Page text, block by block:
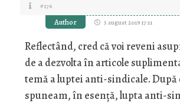
#176
Author 5 august 2019 17:11
Reflectând, cred că voi reveni
de a dezvolta în articole
temă a luptei anti-sindicale. După
spuneam, în esenţă, lupta anti-